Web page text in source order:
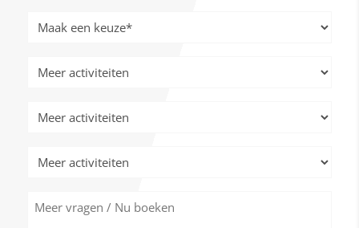
Meer
activiteiten
Meer
activiteiten
Meer
activiteiten
Meer
activiteiten
Meer
vragen